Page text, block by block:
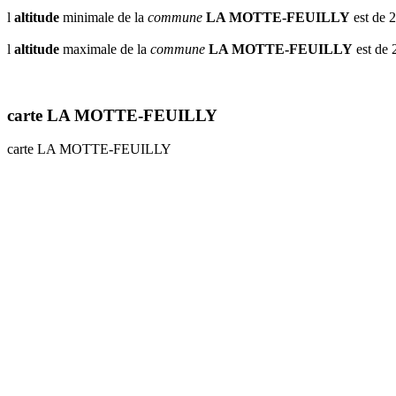
l altitude minimale de la commune LA MOTTE-FEUILLY est de
l altitude maximale de la commune LA MOTTE-FEUILLY est de
carte LA MOTTE-FEUILLY
carte LA MOTTE-FEUILLY